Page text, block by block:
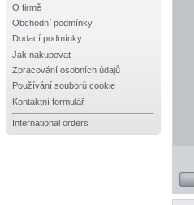
O firmě
Obchodní podmínky
Dodací podmínky
Jak nakupovat
Zpracování osobních údajů
Používání souborů cookie
Kontaktní formulář
International orders